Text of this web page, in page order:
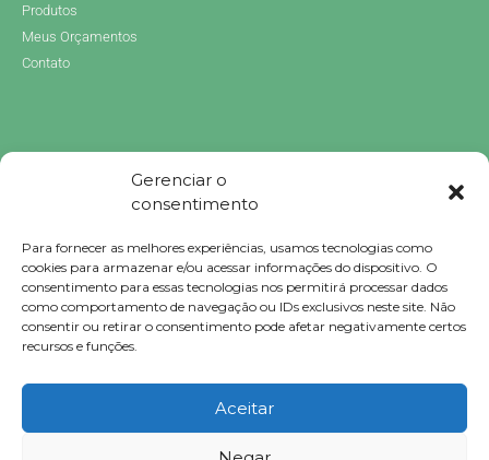
Gerenciar o
consentimento
Para fornecer as melhores experiências, usamos tecnologias como
cookies para armazenar e/ou acessar informações do dispositivo. O
consentimento para essas tecnologias nos permitirá processar dados
como comportamento de navegação ou IDs exclusivos neste site. Não
consentir ou retirar o consentimento pode afetar negativamente certos
recursos e funções.
Aceitar
Produtos
Meus Orçamentos
Contato
Brindes Personalizados
Brindes Personalizados SP
Brindes Corporativos
Brindes Corporativos SP
Brindes Promocionais
Brindes Ecológicos
Brindes Executivos